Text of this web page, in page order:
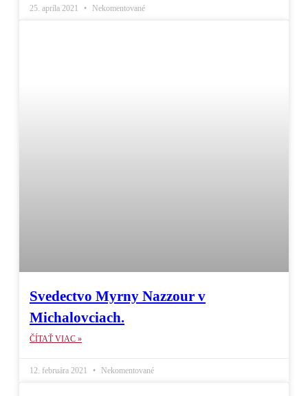
25. apríla 2021 Nekomentované
Svedectvo Myrny Nazzour v
Michalovciach.
ČÍTAŤ VIAC »
12. februára 2021 Nekomentované